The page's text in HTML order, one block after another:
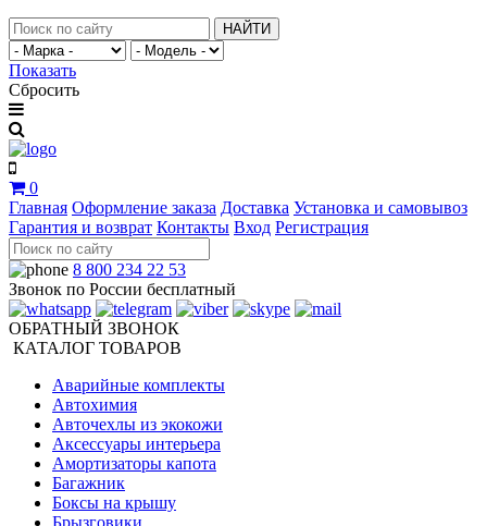
НАЙТИ
Показать
Сбросить
0
Главная Оформление заказа Доставка Установка и самовывоз
Гарантия и возврат Контакты Вход Регистрация
8 800 234 22 53
Звонок по России бесплатный
ОБРАТНЫЙ ЗВОНОК
КАТАЛОГ ТОВАРОВ
Аварийные комплекты
Автохимия
Авточехлы из экокожи
Аксессуары интерьера
Амортизаторы капота
Багажник
Боксы на крышу
Брызговики